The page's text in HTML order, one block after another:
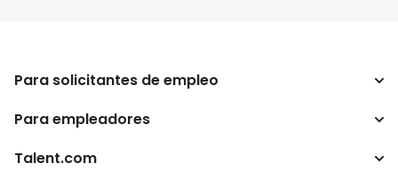
Para solicitantes de empleo
Buscador de trabajo
Para empleadores
Empresa
Talent.com